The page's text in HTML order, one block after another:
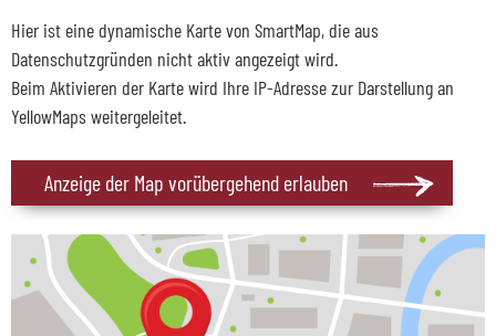
Hier ist eine dynamische Karte von SmartMap, die aus
Datenschutzgründen nicht aktiv angezeigt wird.
Beim Aktivieren der Karte wird Ihre IP-Adresse zur Darstellung an
YellowMaps weitergeleitet.
Anzeige der Map vorübergehend erlauben